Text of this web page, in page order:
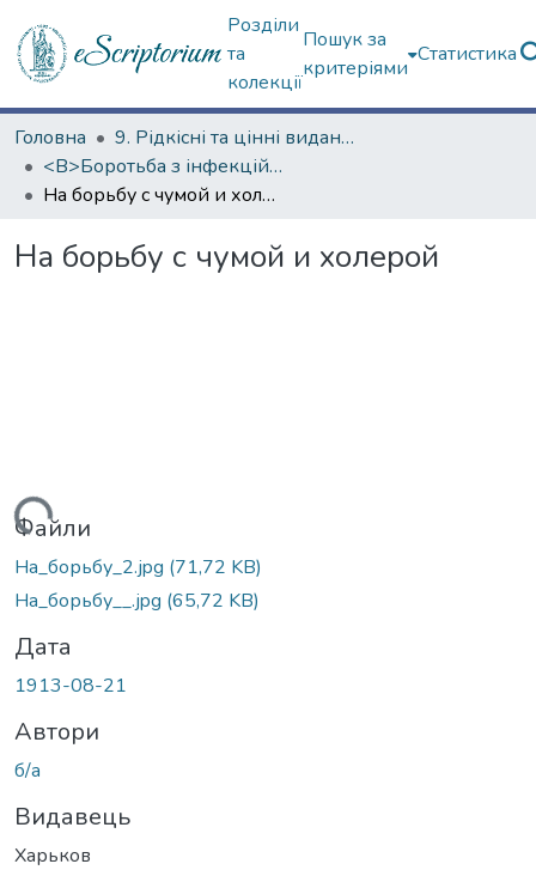
Розділи
та
колекції
Пошук за
критеріями
Статистика
Головна
9. Рідкісні та цінні видання
<B>Боротьба з інфекційними хворобами</B>
На борьбу с чумой и холерой
На борьбу с чумой и холерой
Файли
На_борьбу_2.jpg (71,72 KB)
На_борьбу__.jpg (65,72 KB)
Дата
1913-08-21
Автори
б/а
Видавець
Харьков